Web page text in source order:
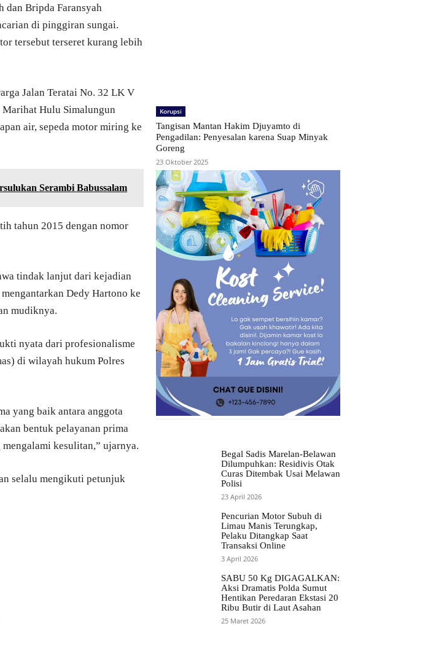
dan Bripda Faransyah
di pinggiran sungai.
tersebut terseret kurang lebih
Jalan Teratai No. 32 LK V
Marihat Hulu Simalungun
air, sepeda motor miring ke
Serambi Babussalam
tahun 2015 dengan nomor
tindak lanjut dari kejadian
Dedy Hartono ke
mudiknya.
nyata dari profesionalisme
di wilayah hukum Polres
yang baik antara anggota
bentuk pelayanan prima
kesulitan,” ujarnya.
selalu mengikuti petunjuk
Korupsi
Tangisan Mantan Hakim Djuyamto di
Pengadilan: Penyesalan karena Suap Minyak
Goreng
23 Oktober 2025
Begal Sadis Marelan-Belawan
Dilumpuhkan: Residivis Otak
Curas Ditembak Usai Melawan
Polisi
23 April 2026
Pencurian Motor Subuh di
Limau Manis Terungkap,
Pelaku Ditangkap Saat
Transaksi Online
3 April 2026
SABU 50 Kg DIGAGALKAN:
Aksi Dramatis Polda Sumut
Hentikan Peredaran Ekstasi 20
Ribu Butir di Laut Asahan
25 Maret 2026